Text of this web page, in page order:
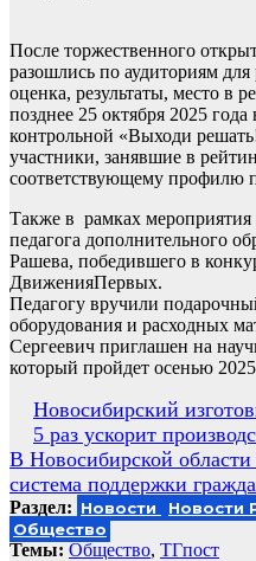
После торжественного
разошлись по аудиториям
оценка, результаты, место в
позднее 25 октября 2025
контрольной «Выходи
участники, занявшие в
соответствующему профилю
Также в рамках мероприятия
педагога дополнительного
Рашева, победившего в
ДвиженияПервых.
Педагогу вручили
оборудования и расходных
Сергеевич приглашен на
который пройдет осенью
Навигация
по
записям
Новосибирский
5 раз ускорит
В Новосибирской области
система поддержки
Раздел: Новости Новости
Общество
Темы: Общество, ТГпост